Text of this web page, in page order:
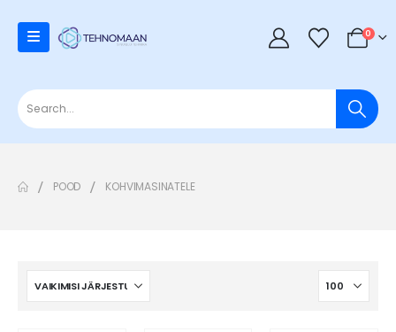
0
POOD KOHVIMASINATELE